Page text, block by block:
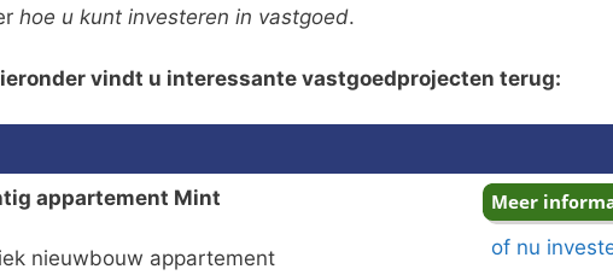
hoe u kunt investeren in vastgoed.
vindt u interessante vastgoedprojecten terug:
appartement Mint
nieuwbouw appartement
of nu